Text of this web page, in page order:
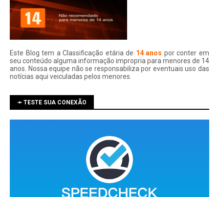
Este Blog tem a Classificação etária de 14 anos por conter em
seu conteúdo alguma informação impropria para menores de 14
anos. Nossa equipe não se responsabiliza por eventuais uso das
notí­cias aqui veiculadas pelos menores.
➛ TESTE SUA CONEXÃO